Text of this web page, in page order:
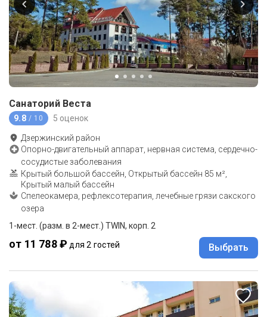
Санаторий Веста
9.8 / 10 5 оценок
Дзержинский район
Опорно-двигательный аппарат, нервная система, сердечно-
сосудистые заболевания
Крытый большой бассейн, Открытый бассейн 85 м²,
Крытый малый бассейн
Спелеокамера, рефлексотерапия, лечебные грязи сакского
озера
1-мест. (разм. в 2-мест.) TWIN, корп. 2
от 11 788 ₽ для 2 гостей Выбрать